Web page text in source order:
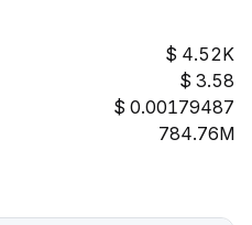
4.52K
3.58
0.00179487
784.76M